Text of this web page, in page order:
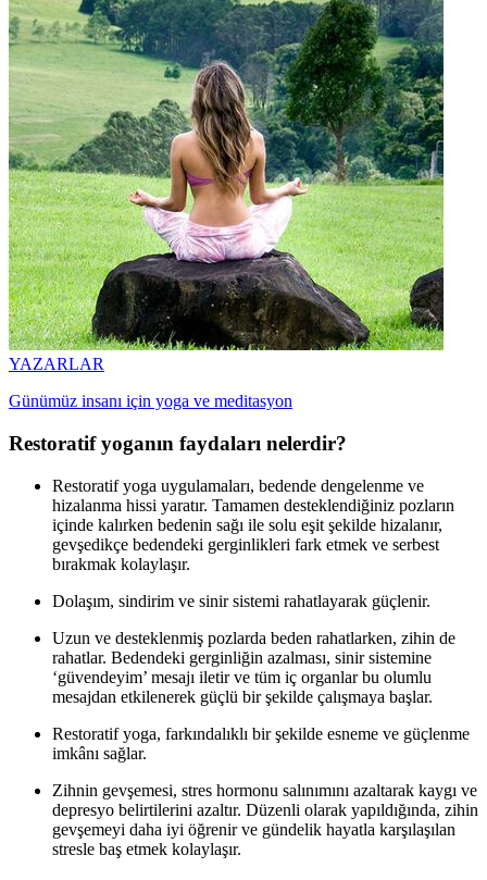
YAZARLAR
Günümüz insanı için yoga ve meditasyon
Restoratif yoganın faydaları nelerdir?
Restoratif yoga uygulamaları, bedende dengelenme ve
hizalanma hissi yaratır. Tamamen desteklendiğiniz pozların
içinde kalırken bedenin sağı ile solu eşit şekilde hizalanır,
gevşedikçe bedendeki gerginlikleri fark etmek ve serbest
bırakmak kolaylaşır.
Dolaşım, sindirim ve sinir sistemi rahatlayarak güçlenir.
Uzun ve desteklenmiş pozlarda beden rahatlarken, zihin de
rahatlar. Bedendeki gerginliğin azalması, sinir sistemine
‘güvendeyim’ mesajı iletir ve tüm iç organlar bu olumlu
mesajdan etkilenerek güçlü bir şekilde çalışmaya başlar.
Restoratif yoga, farkındalıklı bir şekilde esneme ve güçlenme
imkânı sağlar.
Zihnin gevşemesi, stres hormonu salınımını azaltarak kaygı ve
depresyo belirtilerini azaltır. Düzenli olarak yapıldığında, zihin
gevşemeyi daha iyi öğrenir ve gündelik hayatla karşılaşılan
stresle baş etmek kolaylaşır.